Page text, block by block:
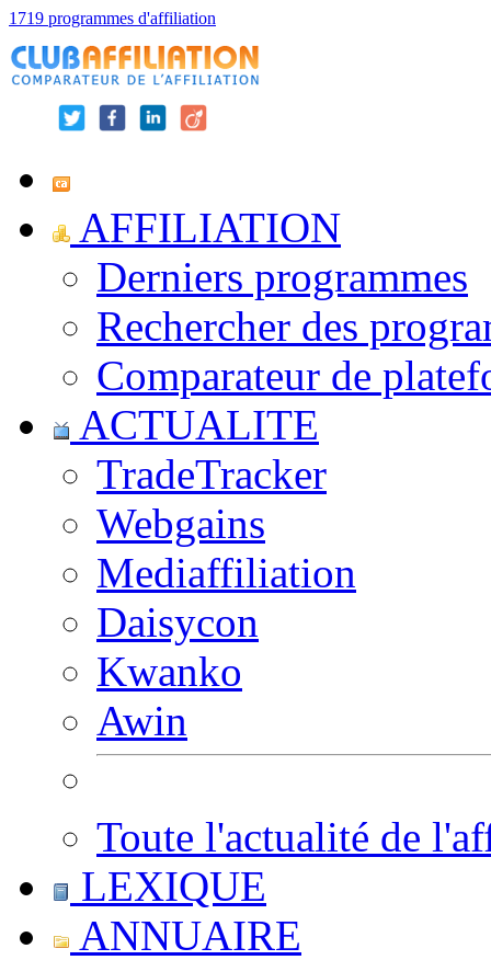
1719 programmes d'affiliation
AFFILIATION
Derniers programmes
Rechercher des
Comparateur de
ACTUALITE
TradeTracker
Webgains
Mediaffiliation
Daisycon
Kwanko
Awin
Toute l'actualité de
LEXIQUE
ANNUAIRE